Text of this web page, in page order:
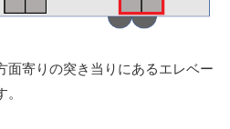
面寄りの突き当りにあるエレベー